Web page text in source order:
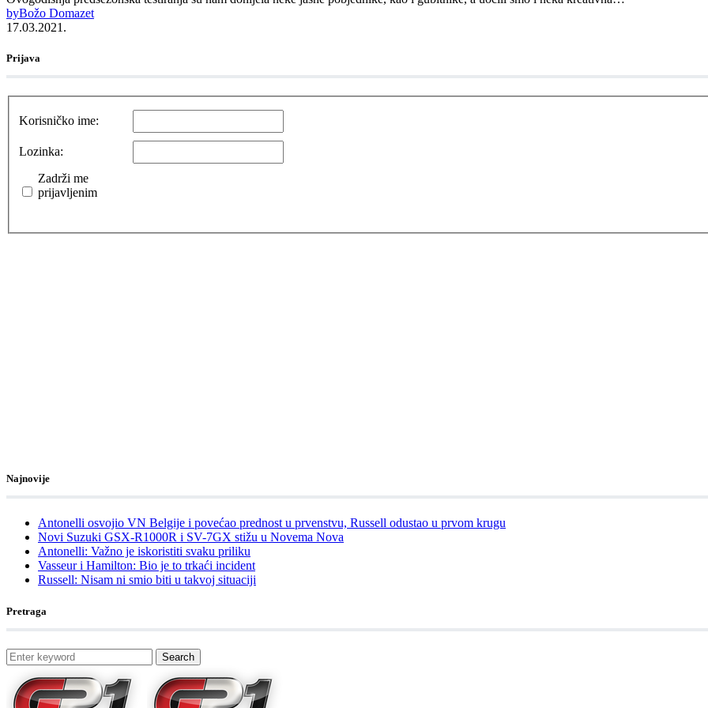
byBožo Domazet
17.03.2021.
Prijava
Korisničko ime:
Lozinka:
Zadrži me
prijavljenim
Najnovije
Antonelli osvojio VN Belgije i povećao prednost u prvenstvu, Russell odustao u prvom krugu
Novi Suzuki GSX-R1000R i SV-7GX stižu u Novema Nova
Antonelli: Važno je iskoristiti svaku priliku
Vasseur i Hamilton: Bio je to trkaći incident
Russell: Nisam ni smio biti u takvoj situaciji
Pretraga
Search